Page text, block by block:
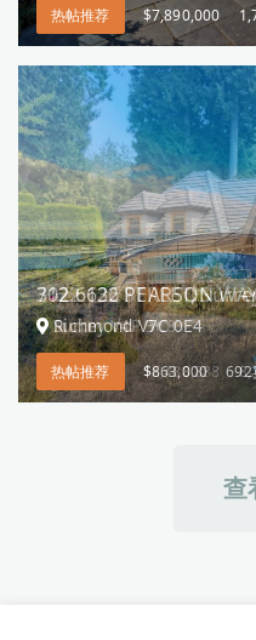
热帖推荐 $7,890,000
702 6622 PEARSON
Richmond V7C 0E4
热帖推荐 $863,000 692
查